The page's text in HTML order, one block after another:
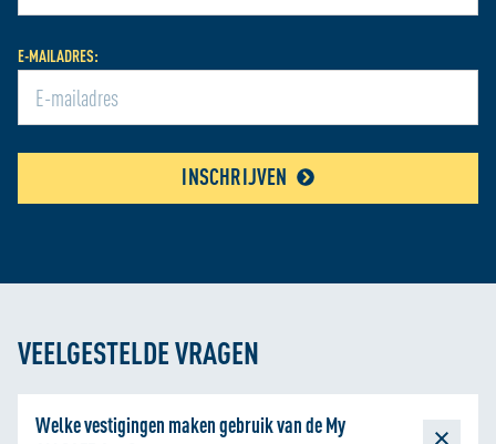
bieden. We delen informatie over je gebruik van onze site
met onze partners voor social media, adverteren en
analyse zodat we ook buiten onze website een
persoonlijke ervaring kunnen bieden. Voor meer
informatie over hoe wij cookies gebruiken, bekijk onze
Cookie Policy
E-MAILADRES:
INSCHRIJVEN
VEELGESTELDE VRAGEN
Welke vestigingen maken gebruik van de My